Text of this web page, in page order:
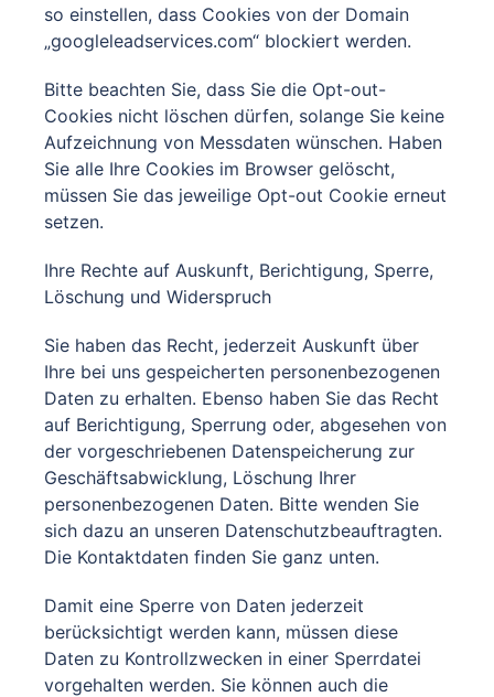
so einstellen, dass Cookies von der Domain
„googleleadservices.com“ blockiert werden.
Bitte beachten Sie, dass Sie die Opt-out-
Cookies nicht löschen dürfen, solange Sie keine
Aufzeichnung von Messdaten wünschen. Haben
Sie alle Ihre Cookies im Browser gelöscht,
müssen Sie das jeweilige Opt-out Cookie erneut
setzen.
Ihre Rechte auf Auskunft, Berichtigung, Sperre,
Löschung und Widerspruch
Sie haben das Recht, jederzeit Auskunft über
Ihre bei uns gespeicherten personenbezogenen
Daten zu erhalten. Ebenso haben Sie das Recht
auf Berichtigung, Sperrung oder, abgesehen von
der vorgeschriebenen Datenspeicherung zur
Geschäftsabwicklung, Löschung Ihrer
personenbezogenen Daten. Bitte wenden Sie
sich dazu an unseren Datenschutzbeauftragten.
Die Kontaktdaten finden Sie ganz unten.
Damit eine Sperre von Daten jederzeit
berücksichtigt werden kann, müssen diese
Daten zu Kontrollzwecken in einer Sperrdatei
vorgehalten werden. Sie können auch die